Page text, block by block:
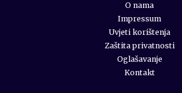
O nama
Impressum
Uvjeti korištenja
Zaštita privatnosti
Oglašavanje
Kontakt